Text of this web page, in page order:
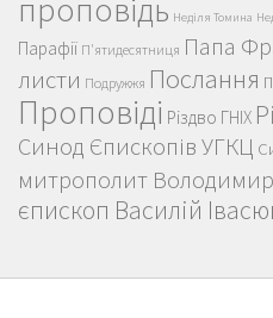
проповідь Неділя Томина
Парафії П'ятидесятниця Папа
листи Подружжя Послання
Проповіді Різдво ГНІХ
Синод Єпископів УГКЦ
митрополит
єпископ Василій